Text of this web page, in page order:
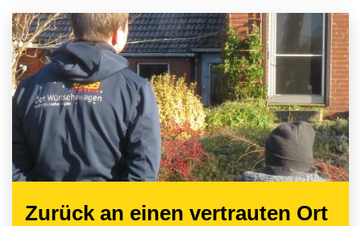
Zurück an einen vertrauten Ort